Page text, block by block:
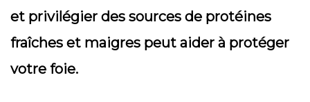
et privilégier des sources de protéines
fraîches et maigres peut aider à protéger
votre foie.